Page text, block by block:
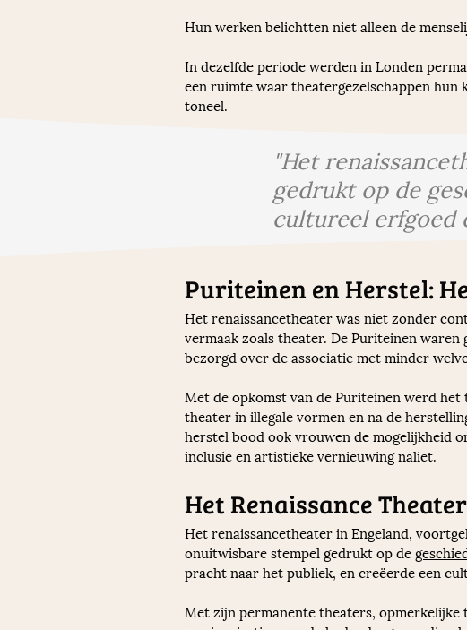
Hun werken belichtten niet alleen de
In dezelfde periode werden in Londen
een ruimte waar theatergezelschappen
toneel.
"Het
gedrukt op de
cultureel erfgoed
Puriteinen en Herstel:
Het renaissancetheater was niet zonder
vermaak zoals theater. De Puriteinen
bezorgd over de associatie met minder
Met de opkomst van de Puriteinen werd
theater in illegale vormen en na de
herstel bood ook vrouwen de mogelijkheid
inclusie en artistieke vernieuwing naliet.
Het Renaissance
Het renaissancetheater in Engeland,
onuitwisbare stempel gedrukt op de
pracht naar het publiek, en creëerde een
Met zijn permanente theaters,